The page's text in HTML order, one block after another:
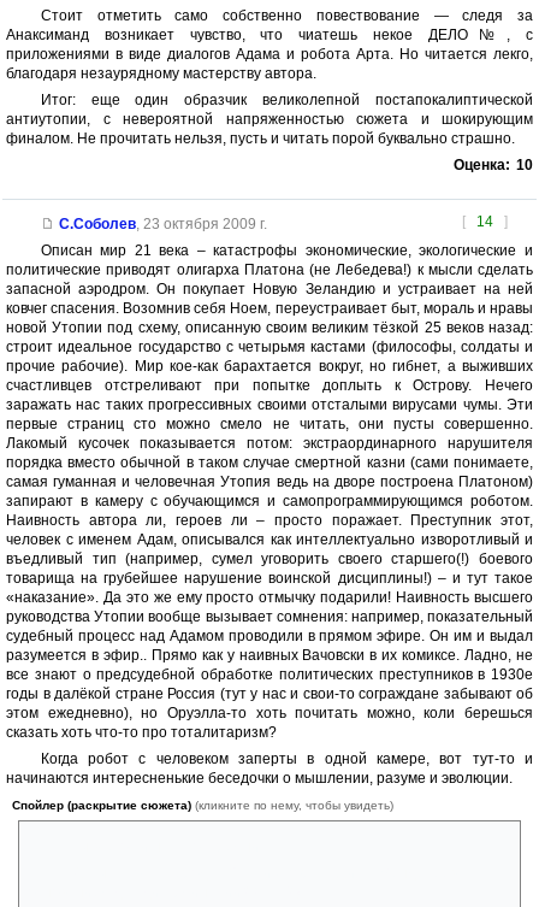
Стоит отметить само собственно повествование — следя за
Анаксиманд возникает чувство, что чиатешь некое ДЕЛО№, с
приложениями в виде диалогов Адама и робота Арта. Но читается лекго,
благодаря незаурядному мастерству автора.
Итог: еще один образчик великолепной постапокалиптической
антиутопии, с невероятной напряженностью сюжета и шокирующим
финалом. Не прочитать нельзя, пусть и читать порой буквально страшно.
Оценка: 10
[ 14 ]
С.Соболев, 23 октября 2009 г.
Описан мир 21 века – катастрофы экономические, экологические и
политические приводят олигарха Платона (не Лебедева!) к мысли сделать
запасной аэродром. Он покупает Новую Зеландию и устраивает на ней
ковчег спасения. Возомнив себя Ноем, переустраивает быт, мораль и нравы
новой Утопии под схему, описанную своим великим тёзкой 25 веков назад:
строит идеальное государство с четырьмя кастами (философы, солдаты и
прочие рабочие). Мир кое-как барахтается вокруг, но гибнет, а выживших
счастливцев отстреливают при попытке доплыть к Острову. Нечего
заражать нас таких прогрессивных своими отсталыми вирусами чумы. Эти
первые страниц сто можно смело не читать, они пусты совершенно.
Лакомый кусочек показывается потом: экстраординарного нарушителя
порядка вместо обычной в таком случае смертной казни (сами понимаете,
самая гуманная и человечная Утопия ведь на дворе построена Платоном)
запирают в камеру с обучающимся и самопрограммирующимся роботом.
Наивность автора ли, героев ли – просто поражает. Преступник этот,
человек с именем Адам, описывался как интеллектуально изворотливый и
въедливый тип (например, сумел уговорить своего старшего(!) боевого
товарища на грубейшее нарушение воинской дисциплины!) – и тут такое
«наказание». Да это же ему просто отмычку подарили! Наивность высшего
руководства Утопии вообще вызывает сомнения: например, показательный
судебный процесс над Адамом проводили в прямом эфире. Он им и выдал
разумеется в эфир.. Прямо как у наивных Вачовски в их комиксе. Ладно, не
все знают о предсудебной обработке политических преступников в 1930е
годы в далёкой стране Россия (тут у нас и свои-то сограждане забывают об
этом ежедневно), но Оруэлла-то хоть почитать можно, коли берешься
сказать хоть что-то про тоталитаризм?
Когда робот с человеком заперты в одной камере, вот тут-то и
начинаются интересненькие беседочки о мышлении, разуме и эволюции.
Спойлер (раскрытие сюжета) (кликните по нему, чтобы увидеть)